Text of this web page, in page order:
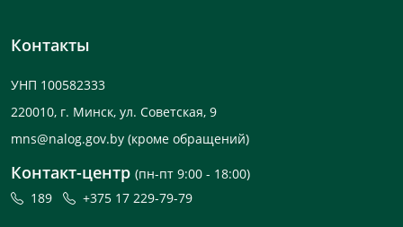
Контакты
УНП 100582333
220010, г. Минск, ул. Советская, 9
mns@nalog.gov.by (кроме обращений)
Контакт-центр (пн-пт 9:00 - 18:00)
189
+375 17 229-79-79